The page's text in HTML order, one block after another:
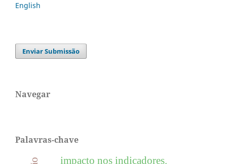
English
Enviar Submissão
Navegar
Palavras-chave
impacto nos indicadores.